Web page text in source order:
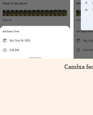
Cambia